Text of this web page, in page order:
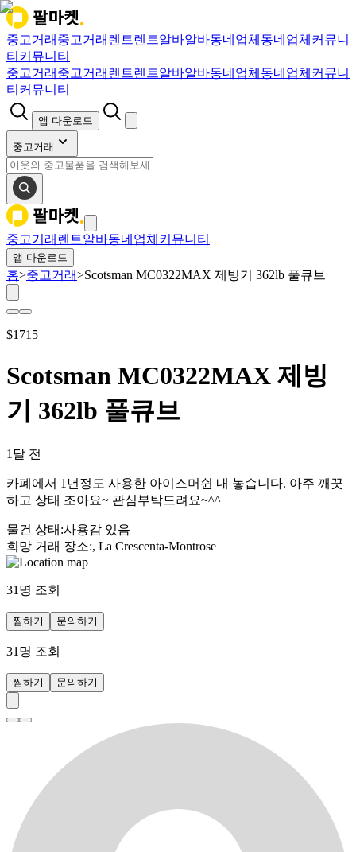
중고거래 중고거래 렌트렌트알바알바동네업체 동네업체 커뮤니
티 커뮤니티
중고거래 중고거래 렌트렌트알바알바동네업체 동네업체 커뮤니
티 커뮤니티
앱 다운로드
중고거래
중고거래 렌트알바동네업체 커뮤니티
앱 다운로드
홈>중고거래>Scotsman MC0322MAX 제빙기 362lb 풀큐브
$1715
Scotsman MC0322MAX 제빙
기 362lb 풀큐브
1달 전
카폐에서 1년정도 사용한 아이스머쉰 내 놓습니다. 아주 깨끗
하고 상태 조아요~ 관심부탁드려요~^^
물건 상태 :사용감 있음
희망 거래 장소:, La Crescenta-Montrose
31 명 조회
찜하기 문의하기
31 명 조회
찜하기 문의하기